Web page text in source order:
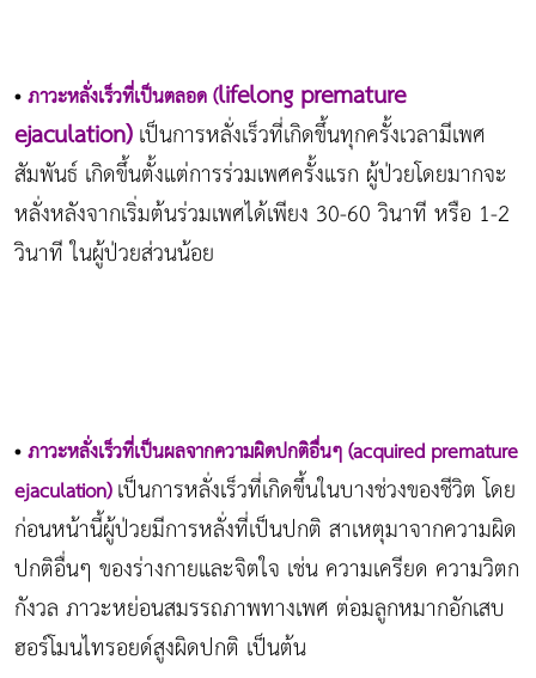
• ภาวะหลั่งเร็วที่เป็นตลอด (lifelong premature
ejaculation)เป็นการหลั่งเร็วที่เกิดขึ้นทุกครั้งเวลามีเพศ
สัมพันธ์ เกิดขึ้นตั้งแต่การร่วมเพศครั้งแรก ผู้ป่วยโดยมากจะ
หลั่งหลังจากเริ่มต้นร่วมเพศได้เพียง 30-60 วินาที หรือ 1-2
วินาที ในผู้ป่วยส่วนน้อย
• ภาวะหลั่งเร็วที่เป็นผลจากความผิดปกติอื่นๆ (acquired premature
ejaculation)เป็นการหลั่งเร็วที่เกิดขึ้นในบางช่วงของชีวิต โดย
ก่อนหน้านี้ผู้ป่วยมีการหลั่งที่เป็นปกติ สาเหตุมาจากความผิด
ปกติอื่นๆ ของร่างกายและจิตใจ เช่น ความเครียด ความวิตก
กังวล ภาวะหย่อนสมรรถภาพทางเพศ ต่อมลูกหมากอักเสบ
ฮอร์โมนไทรอยด์สูงผิดปกติ เป็นต้น